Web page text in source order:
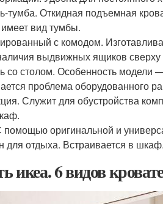
тумба. Откидная подъемная
вид тумбы.
с комодом.
выдвижных ящиков
со столом. Особенность модели
проблема оборудованного
Служит для обустройства
оригинальной и
для отдыха. Встраивается в шкаф.
икеа. 6 видов